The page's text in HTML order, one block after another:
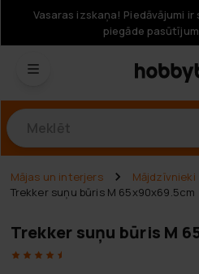
Vasaras izskaņa! Piedāvājumi ir
piegāde
Mājas un interjers Mājdzīvnieki
Trekker suņu būris M 65x90x69.5cm
Trekker suņu būris M